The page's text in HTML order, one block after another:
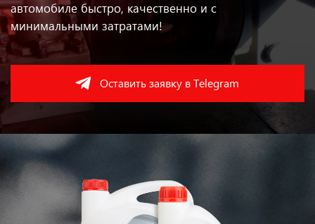
автомобиле быстро, качественно и с
минимальными затратами!
Оставить заявку в Telegram